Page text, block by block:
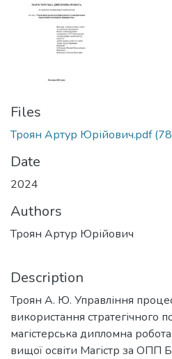
Files
Троян Артур Юрійович.pdf
Date
2024
Authors
Троян Артур Юрійович
Description
Троян А. Ю. Управління
використання стратегічного
магістерська дипломна
вищої освіти Магістр за ОПП